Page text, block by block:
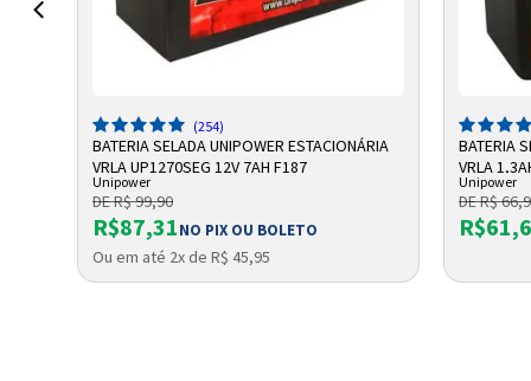
ADICIONAR A SACOLA
(254)
BATERIA SELADA UNIPOWER ESTACIONÁRIA
VRLA UP1270SEG 12V 7AH F187
Unipower
DE R$ 99,90
R$87,31NO PIX OU BOLETO
Ou em até 2x de R$ 45,95
BATERIA
VRLA
Unipower
DE R$